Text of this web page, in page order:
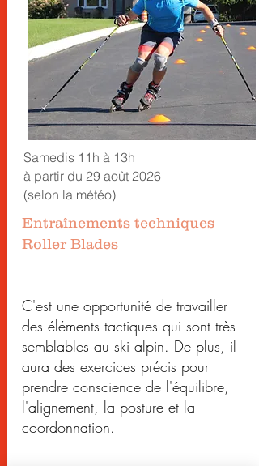
Samedis 11h à 13h
à partir du 29 août 2026
(selon la météo)
Entraînements techniques
Roller Blades
C'est une opportunité de travailler
des éléments tactiques qui sont très
semblables au ski alpin. De plus, il
aura des exercices précis pour
prendre conscience de l'équilibre,
l'alignement, la posture et la
coordonnation.